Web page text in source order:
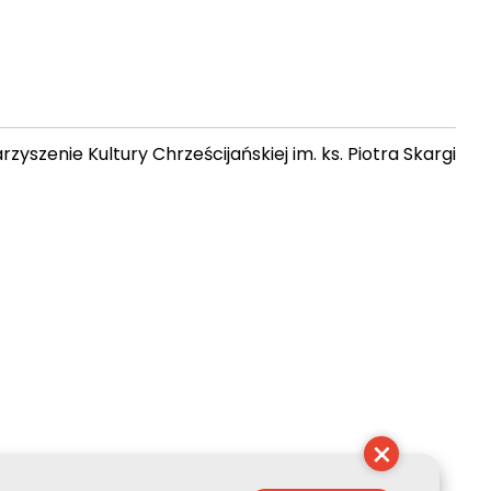
Kultury Chrześcijańskiej im. ks. Piotra Skargi
×